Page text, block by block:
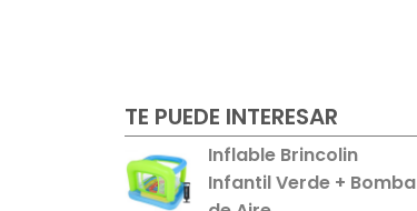
TE PUEDE INTERESAR
Inflable Brincolin
Infantil Verde + Bomba